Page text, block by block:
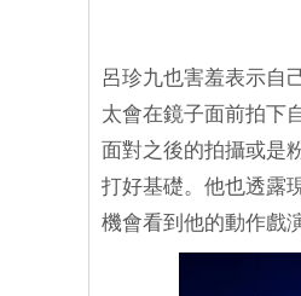
呂珍九也害羞表示自
太會在鏡子面前拍下
面對之後的拍攝或是
打好基礎。他也透露
機會看到他的動作戲